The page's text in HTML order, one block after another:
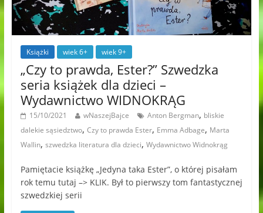
Książki wiek 6+ wiek 9+
„Czy to prawda, Ester?” Szwedzka
seria książek dla dzieci –
Wydawnictwo WIDNOKRĄG
15/10/2021 wNaszejBajce Anton Bergman, bliskie
dalekie sąsiedztwo, Czy to prawda Ester, Emma Adbage, Marta
Wallin, szwedzka literatura dla dzieci, Wydawnictwo Widnokrąg
Pamiętacie książkę „Jedyna taka Ester”, o której pisałam
rok temu tutaj –> KLIK. Był to pierwszy tom fantastycznej
szwedzkiej serii